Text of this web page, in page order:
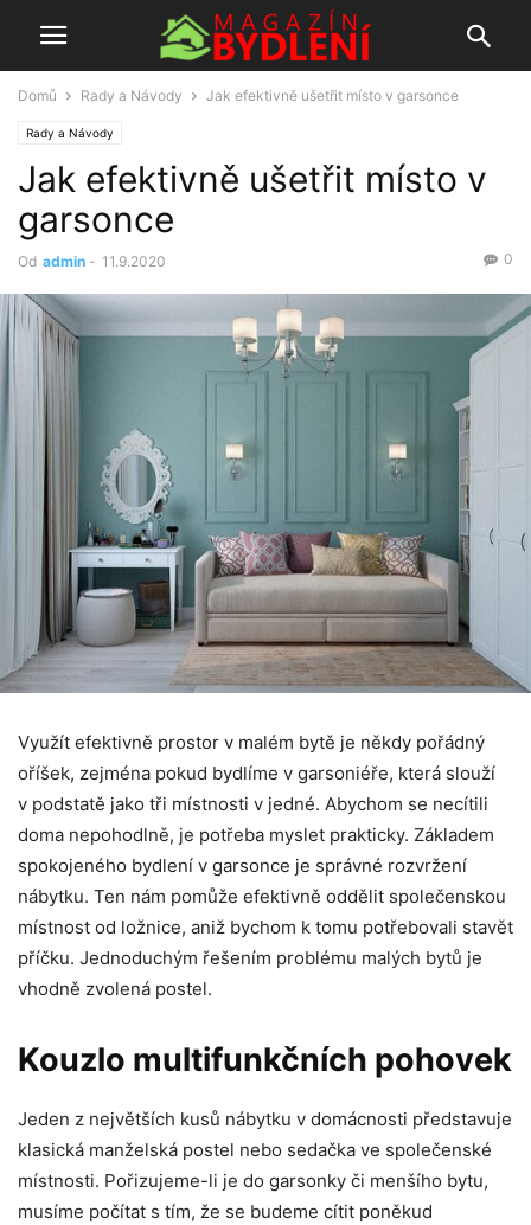
Domů Rady a Návody Jak efektivně ušetřit místo v garsonce
Rady a Návody
Jak efektivně ušetřit místo v
garsonce
Od admin - 11.9.2020 0
Využít efektivně prostor v malém bytě je někdy pořádný
oříšek, zejména pokud bydlíme v garsoniéře, která slouží
v podstatě jako tři místnosti v jedné. Abychom se necítili
doma nepohodlně, je potřeba myslet prakticky. Základem
spokojeného bydlení v garsonce je správné rozvržení
nábytku. Ten nám pomůže efektivně oddělit společenskou
místnost od ložnice, aniž bychom k tomu potřebovali stavět
příčku. Jednoduchým řešením problému malých bytů je
vhodně zvolená postel.
Kouzlo multifunkčních pohovek
Jeden z největších kusů nábytku v domácnosti představuje
klasická manželská postel nebo sedačka ve společenské
místnosti. Pořizujeme-li je do garsonky či menšího bytu,
musíme počítat s tím, že se budeme cítit poněkud